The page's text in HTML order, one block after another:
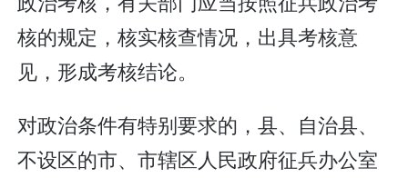
核的规定，核实核查情况，出具考核意
见，形成考核结论。
对政治条件有特别要求的，县、自治县、
不设区的市、市辖区人民政府征兵办公室